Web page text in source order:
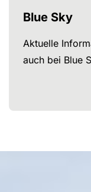
Blue Sky
Aktuelle
auch bei Blue